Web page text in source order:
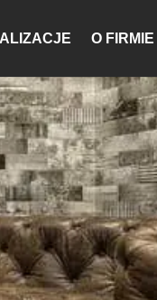
O FIRMIE